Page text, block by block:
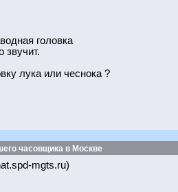
головка
звучит.
лука или чеснока ?
часовщика в Москве
mgts.ru)